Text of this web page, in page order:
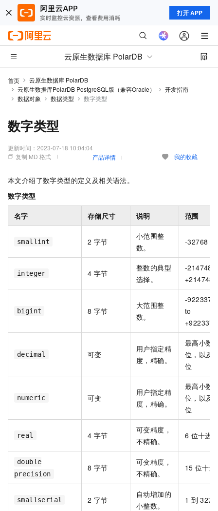
打开 APP
云原生数据库 PolarDB
首页
云原生数据库 PolarDB
云原生数据库PolarDB PostgreSQL版（兼容Oracle）
开发指南
数据对象
数据类型 数字类型
数字类型
更新时间： 2023-07-18 10:04:04
复制 MD 格式
产品详情 我的收藏
本文介绍了数字类型的定义及相关语法。
数字类型
名字 存储尺寸 说明 范围
smallint 2 字节
小范围整
数。
-32768
integer 4 字节
整数的典型
选择。
-
bigint 8 字节
大范围整
数。
-
to
decimal 可变
用户指定精
度，精确。
最高小数
位，以及
位
numeric 可变
用户指定精
度，精确。
最高小数
位，以及
位
real 4 字节
可变精度，
不精确。
6 位十进
double
precision
8 字节
可变精度，
不精确。
15 位十
smallserial 2 字节
自动增加的
小整数。
1 到